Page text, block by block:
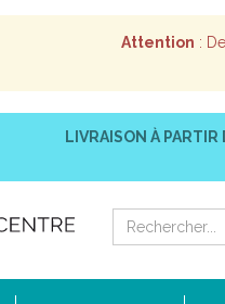
Attention :
LIVRAISON À PARTIR